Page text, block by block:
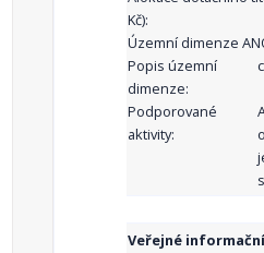
Kč):
Územní dimenze
Popis územní
dimenze:
Podporované
aktivity:
Veřejné